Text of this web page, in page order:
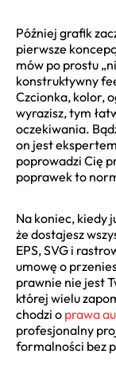
Później grafik
pierwsze
mów po prostu
konstruktywny
Czcionka, kolor,
wyrazisz, tym
oczekiwania.
on jest
poprowadzi Cię
poprawek to
Na koniec, kiedy
że dostajesz
EPS, SVG i
umowę o
prawnie nie jest
której wielu
chodzi o prawa
profesjonalny
formalności bez